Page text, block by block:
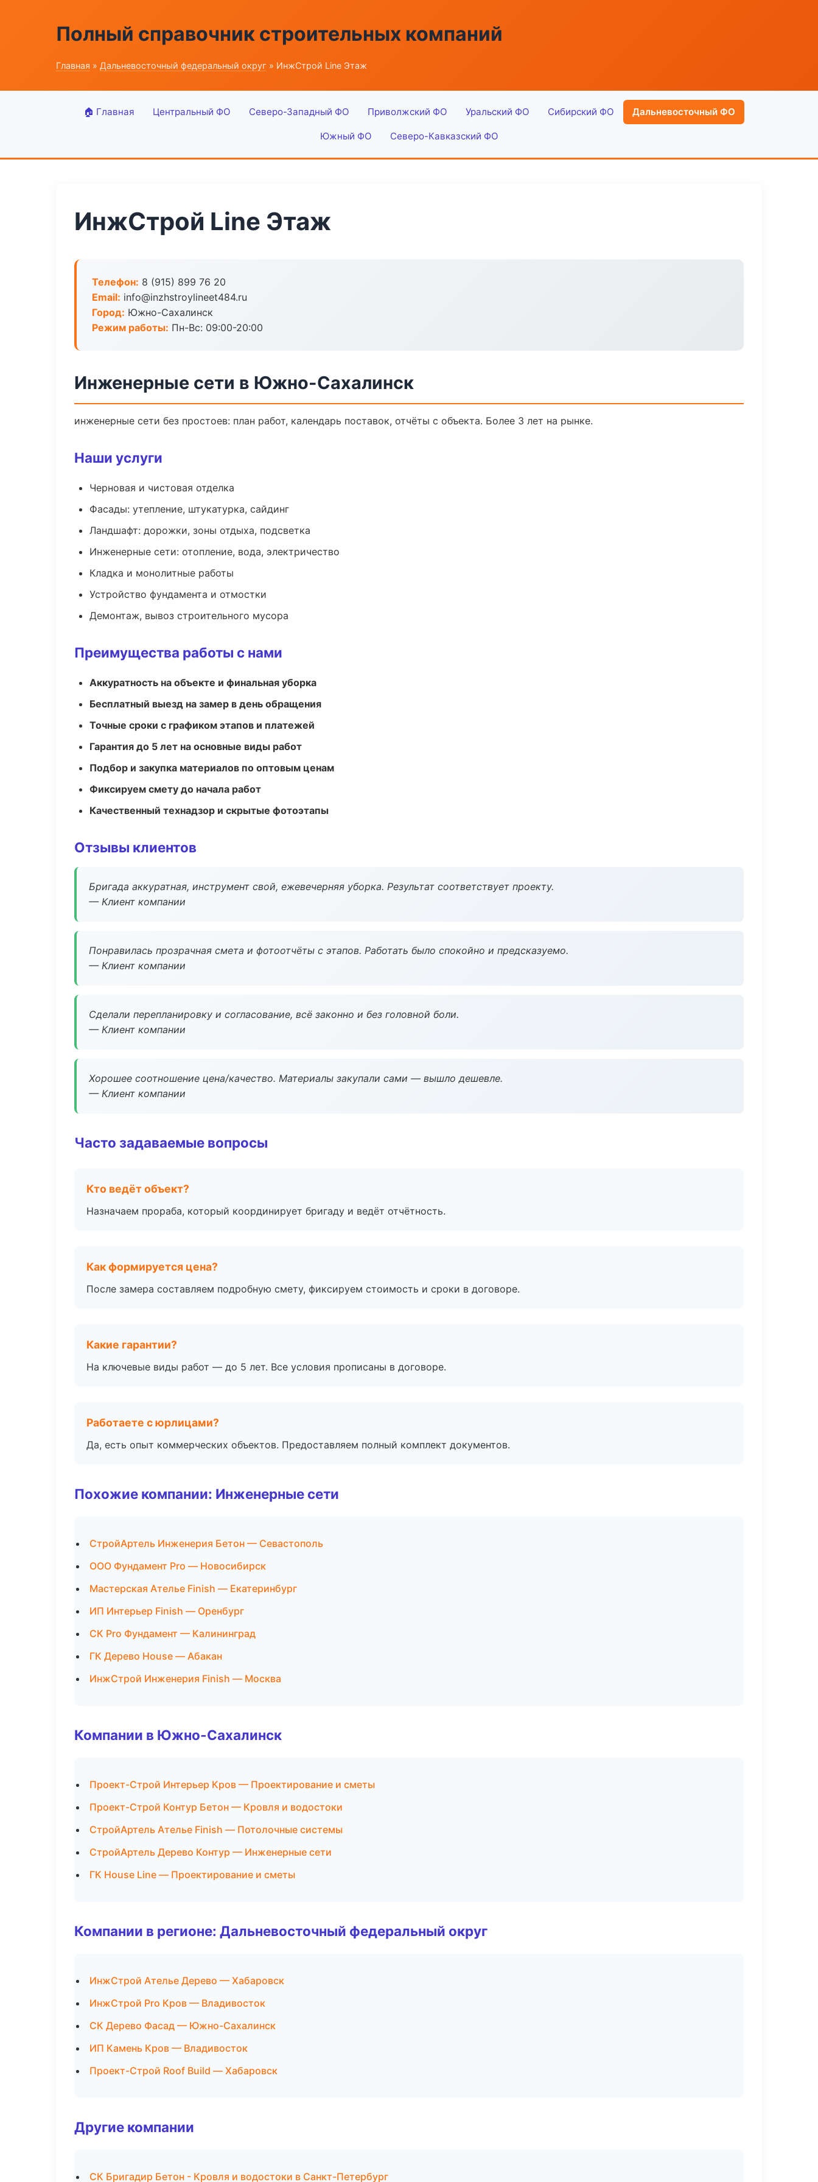
Полный справочник строительных компаний
Главная » Дальневосточный федеральный округ » ИнжСтрой Line Этаж
🏠 Главная Центральный ФО Северо-Западный ФО Приволжский ФО Уральский ФО Сибирский ФО Дальневосточный ФО
Южный ФО Северо-Кавказский ФО
ИнжСтрой Line Этаж
Телефон: 8 (915) 899 76 20
Email: info@inzhstroylineet484.ru
Город: Южно-Сахалинск
Режим работы: Пн-Вс: 09:00-20:00
Инженерные сети в Южно-Сахалинск
инженерные сети без простоев: план работ, календарь поставок, отчёты с объекта. Более 3 лет на рынке.
Наши услуги
Черновая и чистовая отделка
Фасады: утепление, штукатурка, сайдинг
Ландшафт: дорожки, зоны отдыха, подсветка
Инженерные сети: отопление, вода, электричество
Кладка и монолитные работы
Устройство фундамента и отмостки
Демонтаж, вывоз строительного мусора
Преимущества работы с нами
Аккуратность на объекте и финальная уборка
Бесплатный выезд на замер в день обращения
Точные сроки с графиком этапов и платежей
Гарантия до 5 лет на основные виды работ
Подбор и закупка материалов по оптовым ценам
Фиксируем смету до начала работ
Качественный технадзор и скрытые фотоэтапы
Отзывы клиентов
Бригада аккуратная, инструмент свой, ежевечерняя уборка. Результат соответствует проекту.
— Клиент компании
Понравилась прозрачная смета и фотоотчёты с этапов. Работать было спокойно и предсказуемо.
— Клиент компании
Сделали перепланировку и согласование, всё законно и без головной боли.
— Клиент компании
Хорошее соотношение цена/качество. Материалы закупали сами — вышло дешевле.
— Клиент компании
Часто задаваемые вопросы
Кто ведёт объект?
Назначаем прораба, который координирует бригаду и ведёт отчётность.
Как формируется цена?
После замера составляем подробную смету, фиксируем стоимость и сроки в договоре.
Какие гарантии?
На ключевые виды работ — до 5 лет. Все условия прописаны в договоре.
Работаете с юрлицами?
Да, есть опыт коммерческих объектов. Предоставляем полный комплект документов.
Похожие компании: Инженерные сети
СтройАртель Инженерия Бетон — Севастополь
ООО Фундамент Pro — Новосибирск
Мастерская Ателье Finish — Екатеринбург
ИП Интерьер Finish — Оренбург
СК Pro Фундамент — Калининград
ГК Дерево House — Абакан
ИнжСтрой Инженерия Finish — Москва
Компании в Южно-Сахалинск
Проект-Строй Интерьер Кров — Проектирование и сметы
Проект-Строй Контур Бетон — Кровля и водостоки
СтройАртель Ателье Finish — Потолочные системы
СтройАртель Дерево Контур — Инженерные сети
ГК House Line — Проектирование и сметы
Компании в регионе: Дальневосточный федеральный округ
ИнжСтрой Ателье Дерево — Хабаровск
ИнжСтрой Pro Кров — Владивосток
СК Дерево Фасад — Южно-Сахалинск
ИП Камень Кров — Владивосток
Проект-Строй Roof Build — Хабаровск
Другие компании
СК Бригадир Бетон - Кровля и водостоки в Санкт-Петербург